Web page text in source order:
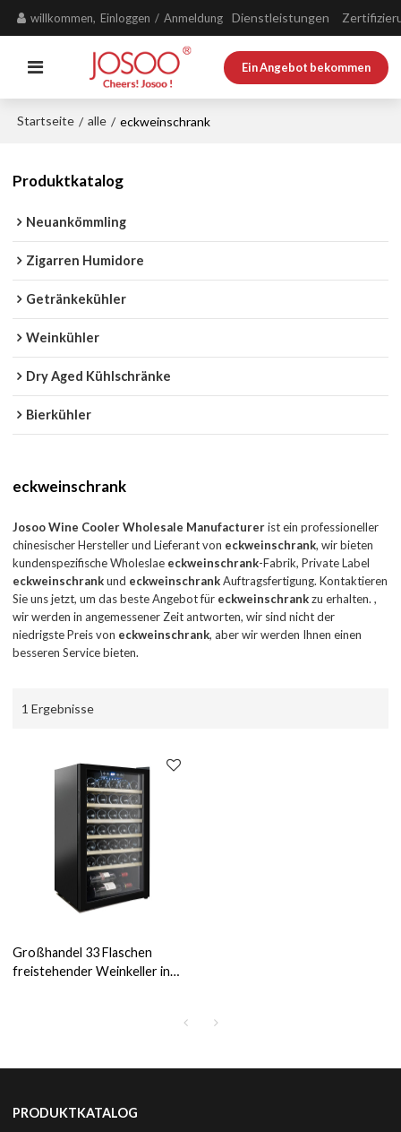
willkommen, Einloggen / Anmeldung Dienstleistungen
Ein Angebot bekommen
Startseite / alle / eckweinschrank
Produktkatalog
Neuankömmling
Zigarren Humidore
Getränkekühler
Weinkühler
Dry Aged Kühlschränke
Bierkühler
eckweinschrank
Josoo Wine Cooler Wholesale Manufacturerist ein professioneller
chinesischer Hersteller und Lieferant von eckweinschrank, wir bieten
kundenspezifische Wholeslae eckweinschrank-Fabrik, Private Label
eckweinschrankund eckweinschrankAuftragsfertigung. Kontaktieren
Sie uns jetzt, um das beste Angebot für eckweinschrankzu erhalten. ,
wir werden in angemessener Zeit antworten, wir sind nicht der
niedrigste Preis von eckweinschrank, aber wir werden Ihnen einen
besseren Service bieten.
1 Ergebnisse
Großhandel 33 Flaschen
freistehender Weinkeller in
PRODUKTKATALOG